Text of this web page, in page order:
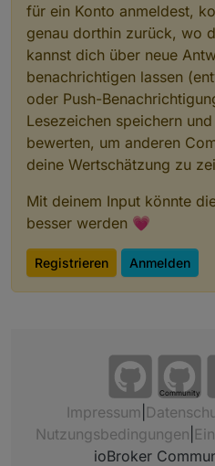
für ein Konto anmeldest,
genau dorthin zurück, wo
kannst dich über neue
benachrichtigen lassen
oder Push-
Lesezeichen speichern
bewerten, um anderen
deine Wertschätzung zu
Mit deinem Input könnte
besser werden 💗
Registrieren Anmelden
Community
Impressum
Nutzungsbedingungen
ioBroker